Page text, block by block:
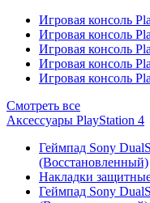
Игровая консоль
Игровая консоль
Игровая консоль
Игровая консоль
Игровая консоль
Смотреть все
Аксессуары PlayStation 4
Геймпад Sony
(Восстановленный)
Накладки
Геймпад Sony